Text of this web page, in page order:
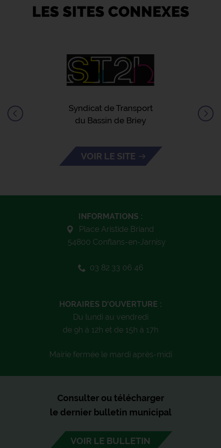
LES SITES CONNEXES
Syndicat de Transport
du Bassin de Briey
VOIR LE SITE
INFORMATIONS :
Place Aristide Briand
54800 Conflans-en-Jarnisy
03 82 33 06 46
HORAIRES D'OUVERTURE :
Du lundi au vendredi
de 9h à 12h et de 15h à 17h
Mairie fermée le mardi après-midi
Consulter ou télécharger
le dernier bulletin municipal
VOIR LE BULLETIN